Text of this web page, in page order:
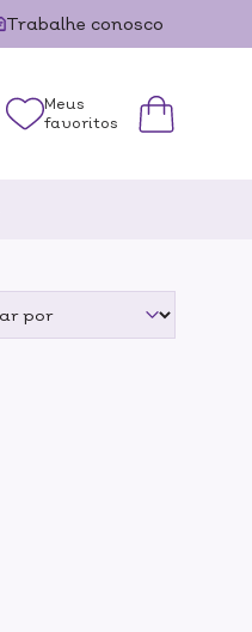
Trabalhe conosco
Meus
favoritos